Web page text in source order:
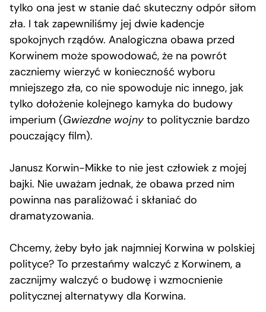
tylko ona jest w stanie dać skuteczny odpór siłom
zła. I tak zapewniliśmy jej dwie kadencje
spokojnych rządów. Analogiczna obawa przed
Korwinem może spowodować, że na powrót
zaczniemy wierzyć w konieczność wyboru
mniejszego zła, co nie spowoduje nic innego, jak
tylko dołożenie kolejnego kamyka do budowy
imperium (Gwiezdne wojnyto politycznie bardzo
pouczający film).
Janusz Korwin-Mikke to nie jest człowiek z mojej
bajki. Nie uważam jednak, że obawa przed nim
powinna nas paraliżować i skłaniać do
dramatyzowania.
Chcemy, żeby było jak najmniej Korwina w polskiej
polityce? To przestańmy walczyć z Korwinem, a
zacznijmy walczyć o budowę i wzmocnienie
politycznej alternatywy dla Korwina.